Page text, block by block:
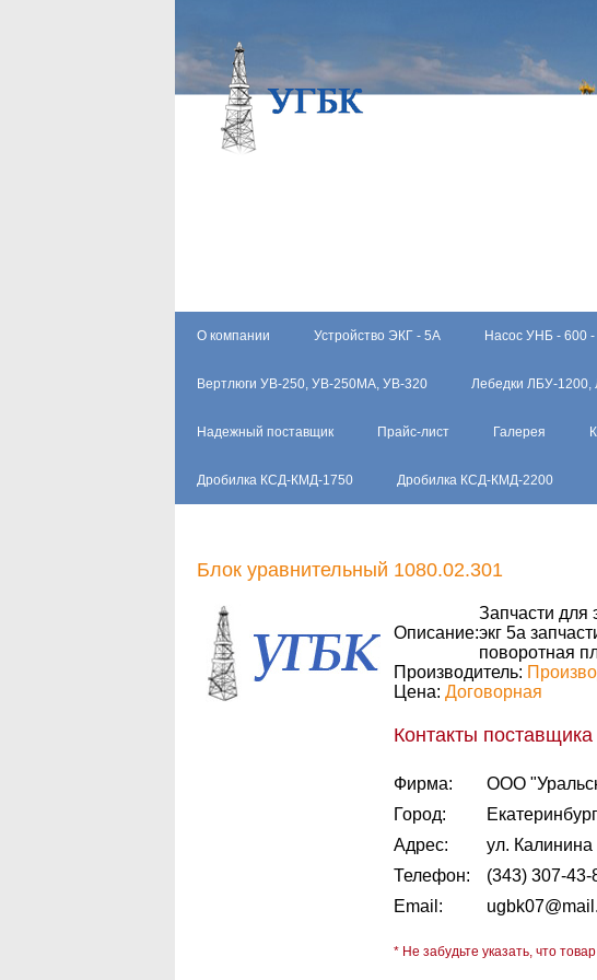
О компании Устройство ЭКГ - 5А Насос УНБ - 600 -
Вертлюги УВ-250, УВ-250МА, УВ-320 Лебедки ЛБУ-1200,
Надежный поставщик Прайс-лист Галерея
Дробилка КСД-КМД-1750 Дробилка КСД-КМД-2200
Блок уравнительный 1080.02.301
Описание:
Запчасти для
экг 5а
поворотная
Производитель:
Цена: Договорная
Контакты поставщика
Фирма:
ООО
Город:
Екатеринбург
Адрес:
ул.
Телефон:
(343) 307-
Email:
* Не забудьте указать, что